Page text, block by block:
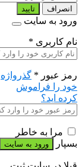
انصراف تایید
ورود به سایت
نام کاربری *
رمز عبور * گذرواژه
خود را فراموش
کرده اید؟
مرا به خاطر
بسپار